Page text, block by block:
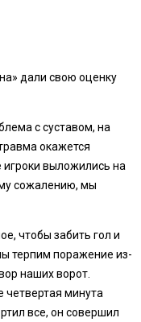
дали свою оценку
с суставом, на
окажется
выложились на
сожалению, мы
чтобы забить гол и
терпим поражение из-
наших ворот.
четвертая минута
все, он совершил